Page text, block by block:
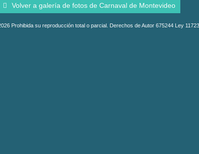
Volver a galería de fotos de Carnaval de Montevideo
Prohibida su reproducción total o parcial. Derechos de Autor 675244 Ley 11723